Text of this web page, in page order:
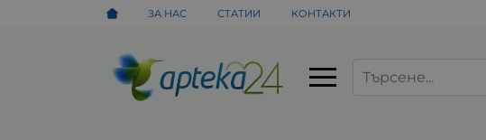
ЗА НАС СТАТИИ КОНТАКТИ